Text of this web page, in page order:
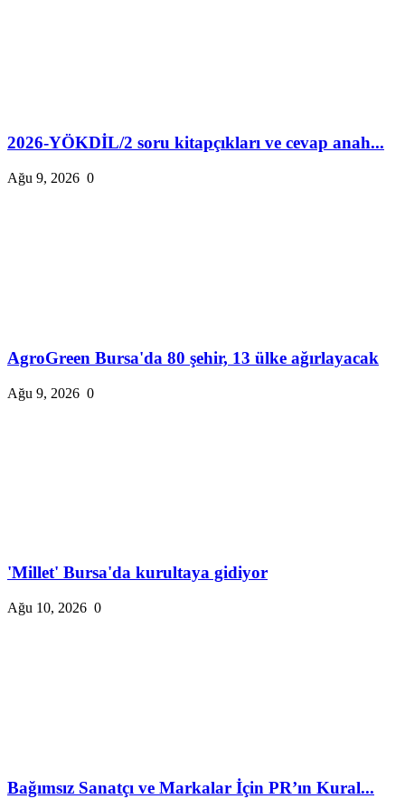
2026-YÖKDİL/2 soru kitapçıkları ve cevap anah...
Ağu 9, 2026 0
AgroGreen Bursa'da 80 şehir, 13 ülke ağırlayacak
Ağu 9, 2026 0
'Millet' Bursa'da kurultaya gidiyor
Ağu 10, 2026 0
Bağımsız Sanatçı ve Markalar İçin PR’ın Kural...